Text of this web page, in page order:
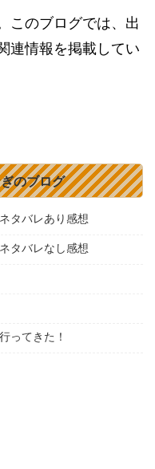
このブログでは、出
連情報を掲載してい
のブログ
タバレあり感想
タバレなし感想
ってきた！